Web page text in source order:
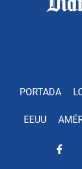
PORTADA
EEUU